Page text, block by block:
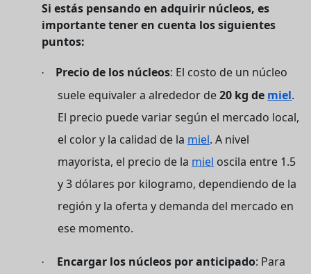
Si estás pensando en adquirir núcleos, es
importante tener en cuenta los siguientes
puntos:
· Precio de los núcleos: El costo de un núcleo
suele equivaler a alrededor de20 kg de miel.
El precio puede variar según el mercado local,
el color y la calidad de la miel. A nivel
mayorista, el precio de la miel oscila entre 1.5
y 3 dólares por kilogramo, dependiendo de la
región y la oferta y demanda del mercado en
ese momento.
· Encargar los núcleos por anticipado: Para